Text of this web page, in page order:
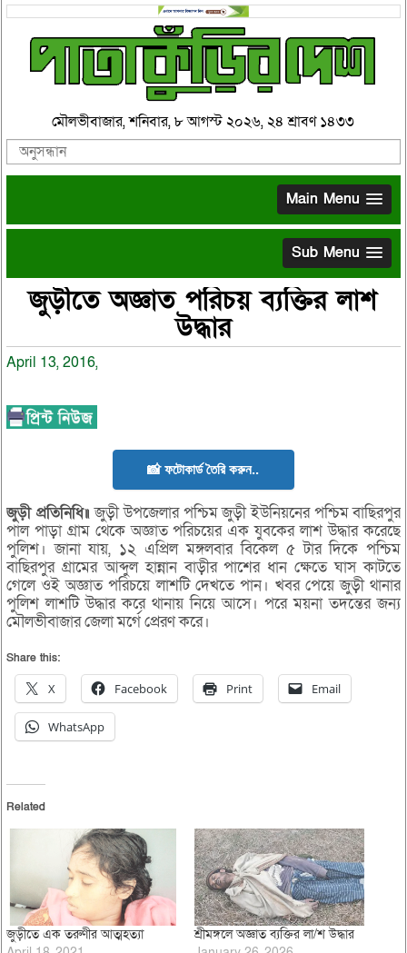
মৌলভীবাজার, শনিবার, ৮ আগস্ট ২০২৬, ২৪ শ্রাবণ ১৪৩৩
Main Menu
Sub Menu
জুড়ীতে অজ্ঞাত পরিচয় ব্যক্তির লাশ
উদ্ধার
April 13, 2016,
📸 ফটোকার্ড তৈরি করুন..
জুড়ী প্রতিনিধি॥জুড়ী উপজেলার পশ্চিম জুড়ী ইউনিয়নের পশ্চিম বাছিরপুর
পাল পাড়া গ্রাম থেকে অজ্ঞাত পরিচয়ের এক যুবকের লাশ উদ্ধার করেছে
পুলিশ। জানা যায়, ১২ এপ্রিল মঙ্গলবার বিকেল ৫ টার দিকে পশ্চিম
বাছিরপুর গ্রামের আব্দুল হান্নান বাড়ীর পাশের ধান ক্ষেতে ঘাস কাটতে
গেলে ওই অজ্ঞাত পরিচয়ে লাশটি দেখতে পান। খবর পেয়ে জুড়ী থানার
পুলিশ লাশটি উদ্ধার করে থানায় নিয়ে আসে। পরে ময়না তদন্তের জন্য
মৌলভীবাজার জেলা মর্গে প্রেরণ করে।
Share this:
X Facebook Print Email
WhatsApp
Related
জুড়ীতে এক তরুণীর আত্মহত্যা
শ্রীমঙ্গলে অজ্ঞাত ব্যক্তির লা/শ উদ্ধার